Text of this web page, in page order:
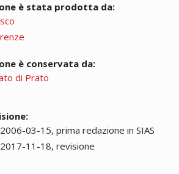
è stata prodotta da:
è conservata da:
di Prato
03-15, prima redazione in SIAS
11-18, revisione